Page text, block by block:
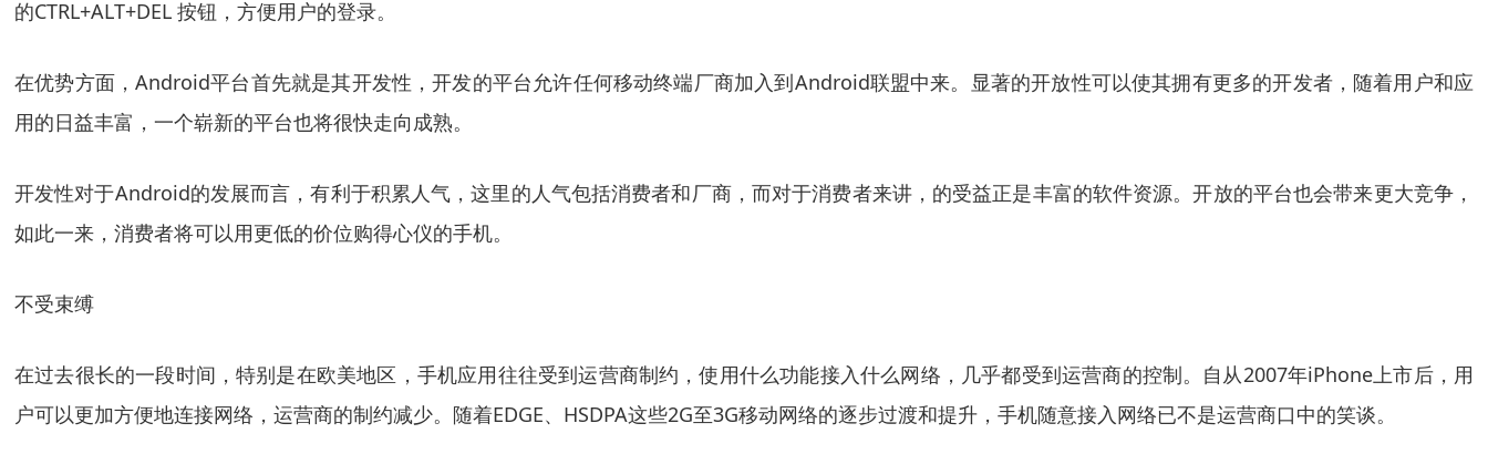
的CTRL+ALT+DEL 按钮，方便用户的登录。
在优势方面，Android平台首先就是其开发性，开发的平台允许任何移动终端厂商加入到Android联盟中来。显著的开放性可以使其拥有更多的开发者，随着用户和应
用的日益丰富，一个崭新的平台也将很快走向成熟。
开发性对于Android的发展而言，有利于积累人气，这里的人气包括消费者和厂商，而对于消费者来讲，的受益正是丰富的软件资源。开放的平台也会带来更大竞争，
如此一来，消费者将可以用更低的价位购得心仪的手机。
不受束缚
在过去很长的一段时间，特别是在欧美地区，手机应用往往受到运营商制约，使用什么功能接入什么网络，几乎都受到运营商的控制。自从2007年iPhone上市后，用
户可以更加方便地连接网络，运营商的制约减少。随着EDGE、HSDPA这些2G至3G移动网络的逐步过渡和提升，手机随意接入网络已不是运营商口中的笑谈。